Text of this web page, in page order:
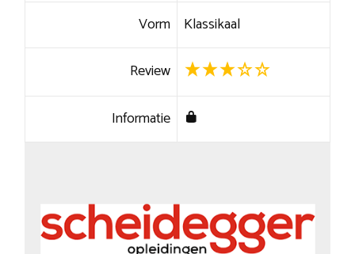
Vorm Klassikaal
Review
Informatie